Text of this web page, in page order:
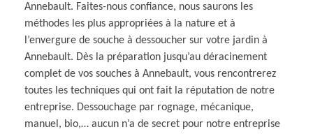
Annebault. Faites-nous confiance, nous saurons les
méthodes les plus appropriées à la nature et à
l’envergure de souche à dessoucher sur votre jardin à
Annebault. Dès la préparation jusqu’au déracinement
complet de vos souches à Annebault, vous rencontrerez
toutes les techniques qui ont fait la réputation de notre
entreprise. Dessouchage par rognage, mécanique,
manuel, bio,… aucun n’a de secret pour notre entreprise